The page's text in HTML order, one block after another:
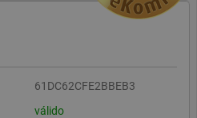
61DC62CFE2BBEB3
válido